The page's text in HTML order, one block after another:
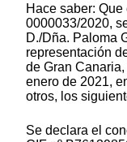
Hace saber:
0000033/2020,
D./Dña. Paloma
representación
de Gran
enero de 2021,
otros, los
Se declara el